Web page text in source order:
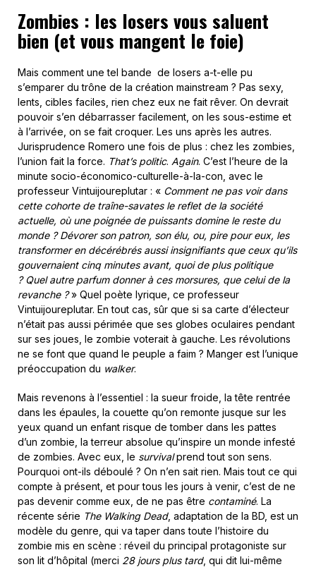
Zombies : les losers vous saluent
bien (et vous mangent le foie)
Mais comment une tel bande de losers a-t-elle pu
s’emparer du trône de la création mainstream ? Pas sexy,
lents, cibles faciles, rien chez eux ne fait rêver. On devrait
pouvoir s’en débarrasser facilement, on les sous-estime et
à l’arrivée, on se fait croquer. Les uns après les autres.
Jurisprudence Romero une fois de plus : chez les zombies,
l’union fait la force. That’s politic. Again. C’est l’heure de la
minute socio-économico-culturelle-à-la-con, avec le
professeur Vintuijoureplutar : « Comment ne pas voir dans
cette cohorte de traîne-savates le reflet de la société
actuelle, où une poignée de puissants domine le reste du
monde ? Dévorer son patron, son élu, ou, pire pour eux, les
transformer en décérébrés aussi insignifiants que ceux qu’ils
gouvernaient cinq minutes avant, quoi de plus politique
? Quel autre parfum donner à ces morsures, que celui de la
revanche ?» Quel poète lyrique, ce professeur
Vintuijoureplutar. En tout cas, sûr que si sa carte d’électeur
n’était pas aussi périmée que ses globes oculaires pendant
sur ses joues, le zombie voterait à gauche. Les révolutions
ne se font que quand le peuple a faim ? Manger est l’unique
préoccupation du walker.
Mais revenons à l’essentiel : la sueur froide, la tête rentrée
dans les épaules, la couette qu’on remonte jusque sur les
yeux quand un enfant risque de tomber dans les pattes
d’un zombie, la terreur absolue qu’inspire un monde infesté
de zombies. Avec eux, le survivalprend tout son sens.
Pourquoi ont-ils déboulé ? On n’en sait rien. Mais tout ce qui
compte à présent, et pour tous les jours à venir, c’est de ne
pas devenir comme eux, de ne pas être contaminé. La
récente série The Walking Dead, adaptation de la BD, est un
modèle du genre, qui va taper dans toute l’histoire du
zombie mis en scène : réveil du principal protagoniste sur
son lit d’hôpital (merci 28 jours plus tard, qui dit lui-même